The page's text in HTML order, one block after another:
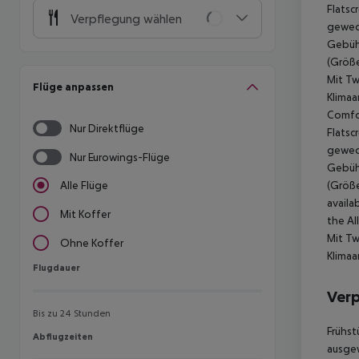
Verpflegung wählen
Flüge anpassen
Nur Direktflüge
Nur Eurowings-Flüge
Alle Flüge
Mit Koffer
Ohne Koffer
Flugdauer
Flugdauer
Bis zu 24 Stunden
Abflugzeiten
Abflugzeiten
Mit
the
Mit